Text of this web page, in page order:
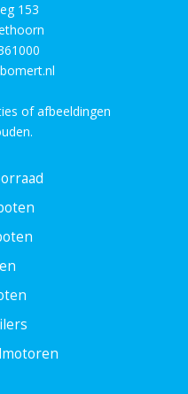
153
of afbeeldingen